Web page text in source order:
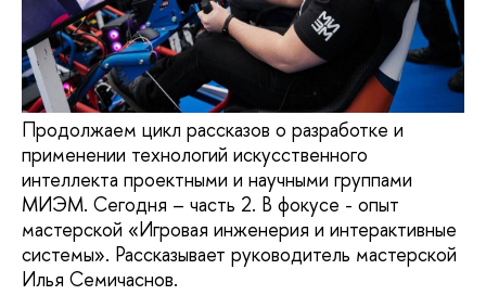
Продолжаем цикл рассказов о разработке и
применении технологий искусственного
интеллекта проектными и научными группами
МИЭМ. Сегодня – часть 2. В фокусе - опыт
мастерской «Игровая инженерия и интерактивные
системы». Рассказывает руководитель мастерской
Илья Семичаснов.